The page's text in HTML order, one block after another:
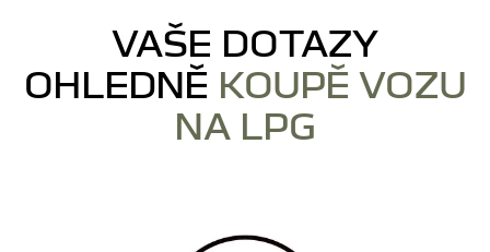
VAŠE DOTAZY
OHLEDNĚ KOUPĚ VOZU
NA LPG